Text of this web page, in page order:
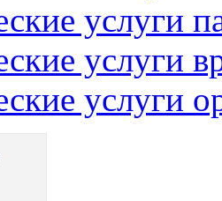
услуги
услуги
услуги